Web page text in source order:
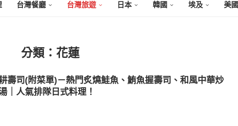
台灣餐廳 台灣旅遊 日本 韓國 埃及 美國
分類： 花蓮
壽司(附菜單)－熱門炙燒鮭魚、鮪魚握壽司、和風中華炒
｜人氣排隊日式料理！